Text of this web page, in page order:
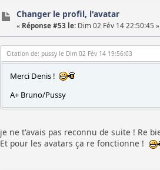
Changer le profil, l'avatar
« Réponse #53 le: Dim 02 Fév 14 22:50:45 »
Citation de: pussy le Dim 02 Fév 14 19:56:03
Merci Denis !
A+ Bruno/Pussy
je ne t'avais pas reconnu de suite ! Re
Et pour les avatars ça re fonctionne !